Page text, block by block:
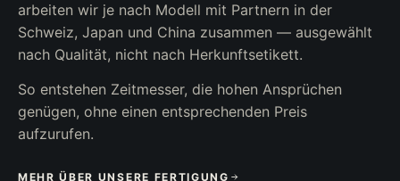
arbeiten wir je nach Modell mit Partnern in der
Schweiz, Japan und China zusammen — ausgewählt
nach Qualität, nicht nach Herkunftsetikett.
So entstehen Zeitmesser, die hohen Ansprüchen
genügen, ohne einen entsprechenden Preis
aufzurufen.
MEHR ÜBER UNSERE FERTIGUNG